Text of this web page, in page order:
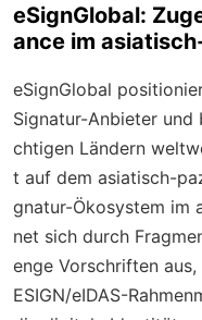
eSignGlobal:
ance im
eSignGlobal
Signatur-Anbieter
chtigen Ländern
t auf dem asiatisch-
gnatur-Ökosystem im
net sich durch
enge Vorschriften
ESIGN/eIDAS-